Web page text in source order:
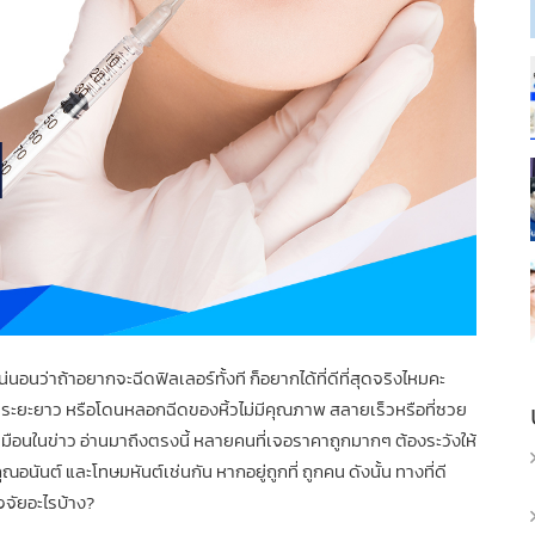
อนว่าถ้าอยากจะฉีดฟิลเลอร์ทั้งที ก็อยากได้ที่ดีที่สุดจริงไหมคะ
ยะยาว หรือโดนหลอกฉีดของหิ้วไม่มีคุณภาพ สลายเร็วหรือที่ซวย
นในข่าว อ่านมาถึงตรงนี้ หลายคนที่เจอราคาถูกมากๆ ต้องระวังให้
ณอนันต์ และโทษมหันต์เช่นกัน หากอยู่ถูกที่ ถูกคน ดังนั้น ทางที่ดี
ยอะไรบ้าง?